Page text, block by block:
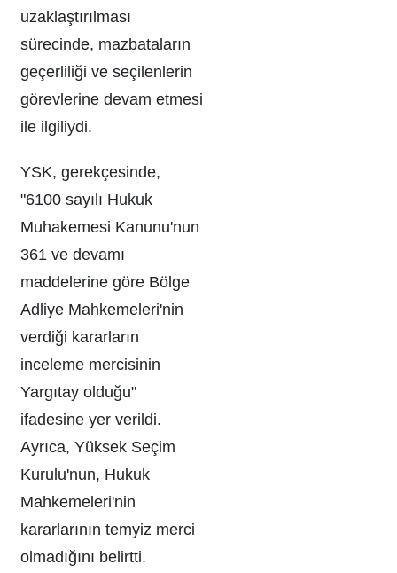
uzaklaştırılması
sürecinde, mazbataların
geçerliliği ve seçilenlerin
görevlerine devam etmesi
ile ilgiliydi.
YSK, gerekçesinde,
"6100 sayılı Hukuk
Muhakemesi Kanunu'nun
361 ve devamı
maddelerine göre Bölge
Adliye Mahkemeleri'nin
verdiği kararların
inceleme mercisinin
Yargıtay olduğu"
ifadesine yer verildi.
Ayrıca, Yüksek Seçim
Kurulu'nun, Hukuk
Mahkemeleri'nin
kararlarının temyiz merci
olmadığını belirtti.